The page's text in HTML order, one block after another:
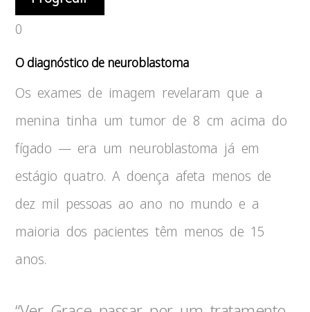
0
O diagnóstico de neuroblastoma
Os exames de imagem revelaram que a
menina tinha um tumor de 8 cm acima do
fígado — era um neuroblastoma já em
estágio quatro. A doença afeta menos de
dez mil pessoas ao ano no mundo e a
maioria dos pacientes têm menos de 15
anos.